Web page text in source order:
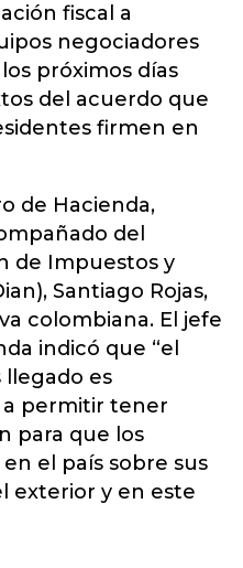
fiscal a
negociadores
próximos días
del acuerdo que
firmen en
de Hacienda,
del
de Impuestos y
Santiago Rojas,
colombiana. El jefe
indicó que “el
es
permitir tener
para que los
el país sobre sus
exterior y en este